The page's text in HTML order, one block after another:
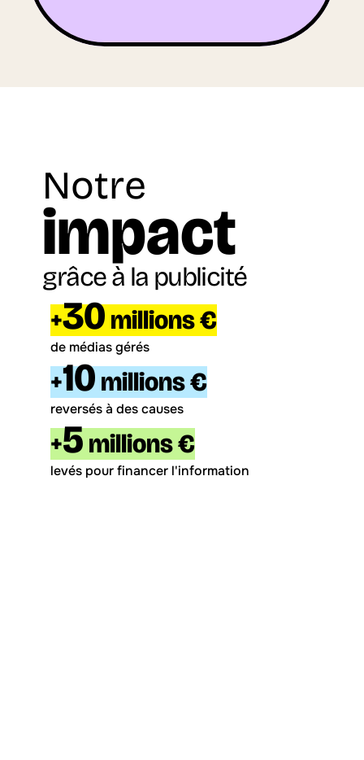
Notre
impact
grâce à la publicité
+30 millions €
de médias gérés
+10 millions €
reversés à des causes
+5 millions €
levés pour financer l'information